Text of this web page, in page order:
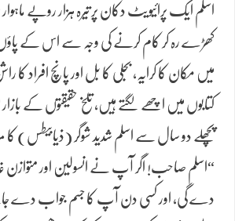
اسلم ایک پرائیویٹ دکان پر تیرہ ہزار روپے
کھڑے رہ کر کام کرنے کی وجہ سے اس کے
میں مکان کا کرایہ، بجلی کا بل اور پانچ افراد
کتابوں میں اچھے لگتے ہیں، تلخ حقیقتوں کے
پچھلے دو سال سے اسلم شدید شوگر (ذیابیطس)
“اسلم صاحب! اگر آپ نے انسولین اور متوازن غذا
دے گی، اور کسی دن آپ کا جسم جواب دے